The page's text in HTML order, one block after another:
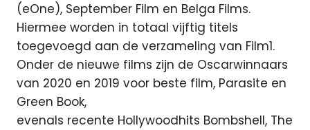
(eOne), September Film en Belga Films.
Hiermee worden in totaal vijftig titels
toegevoegd aan de verzameling van Film1.
Onder de nieuwe films zijn de Oscarwinnaars
van 2020 en 2019 voor beste film, Parasite en
Green Book,
evenals recente Hollywoodhits Bombshell, The